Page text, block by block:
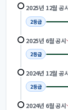
2025년 12월 공
2등급
2025년 6월공시
2등급
2024년 12월 공
2등급
2024년 6월공시